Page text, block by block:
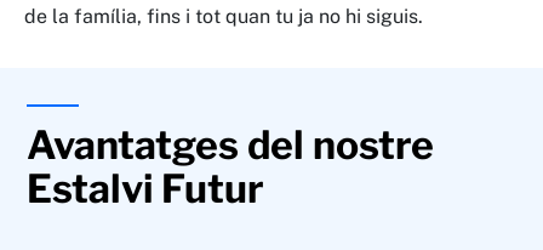
de la família, fins i tot quan tu ja no hi siguis.
Avantatges del nostre
Estalvi Futur